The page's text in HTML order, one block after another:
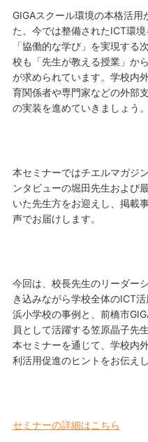
GIGAスクール環境の本格活
た。今では整備されたICT環
「協働的な学び」を実現する
校も「先生が教える授業」か
が求められています。学校内
育関係者や専門家などの外部
の実装を進めていきましょう。
本セミナーではチエルマガジ
ンタビューの堀田先生および
いた先生方をお迎えし、掲載
声でお届けします。
今回は、校長先生のリーダー
き込みながら学校全体のICT
浜小学校の事例と、前橋市
員として活躍する笠原晶子先
本セミナーを通じて、学校内
利活用促進のヒントをお伝えし
セミナーの詳細はこちら